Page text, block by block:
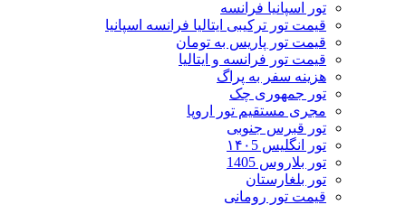
تور اسپانیا فرانسه
قیمت تور ترکیبی ایتالیا فرانسه اسپانیا
قیمت تور پاریس به تومان
قیمت تور فرانسه و ایتالیا
هزینه سفر به پراگ
تور جمهوری چک
مجری مستقیم تور اروپا
تور قبرس جنوبی
تور انگلیس ۱۴۰5
تور بلاروس 1405
تور بلغارستان
قیمت تور رومانی